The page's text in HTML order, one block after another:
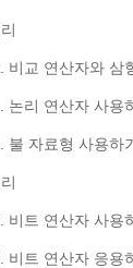
비교 연산자와 삼
논리 연산자 사용
불 자료형 사용하
비트 연산자 사용
비트 연산자 응용